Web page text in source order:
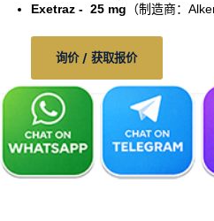
Exetraz - 25 mg （制造商：
询价 / 获取报价